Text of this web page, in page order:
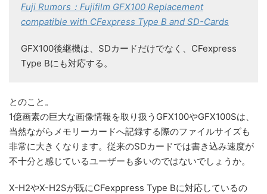
Fuji Rumors：Fujifilm GFX100 Replacement
compatible with CFexpress Type B and SD-Cards
GFX100後継機は、SDカードだけでなく、CFexpress
Type Bにも対応する。
とのこと。
1億画素の巨大な画像情報を取り扱うGFX100やGFX100Sは、
当然ながらメモリーカードへ記録する際のファイルサイズも
非常に大きくなります。従来のSDカードでは書き込み速度が
不十分と感じているユーザーも多いのではないでしょうか。
X-H2やX-H2Sが既にCFexppress Type Bに対応しているの